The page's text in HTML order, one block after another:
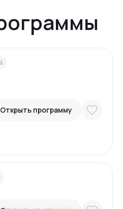
Открыть программу